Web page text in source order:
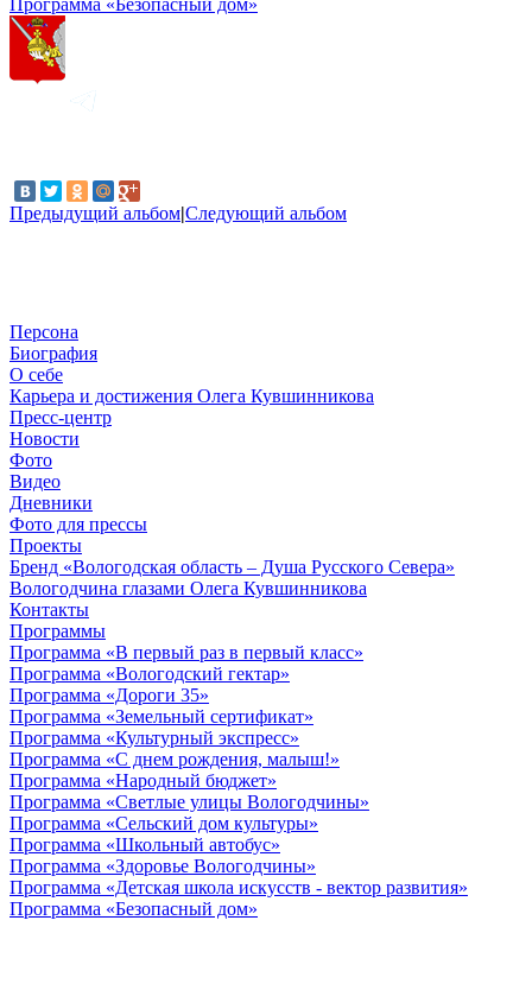
Программа «Безопасный дом»
Предыдущий альбом|Следующий альбом
Персона
Биография
О себе
Карьера и достижения Олега Кувшинникова
Пресс-центр
Новости
Фото
Видео
Дневники
Фото для прессы
Проекты
Бренд «Вологодская область – Душа Русского Севера»
Вологодчина глазами Олега Кувшинникова
Контакты
Программы
Программа «В первый раз в первый класс»
Программа «Вологодский гектар»
Программа «Дороги 35»
Программа «Земельный сертификат»
Программа «Культурный экспресс»
Программа «С днем рождения, малыш!»
Программа «Народный бюджет»
Программа «Светлые улицы Вологодчины»
Программа «Сельский дом культуры»
Программа «Школьный автобус»
Программа «Здоровье Вологодчины»
Программа «Детская школа искусств - вектор развития»
Программа «Безопасный дом»